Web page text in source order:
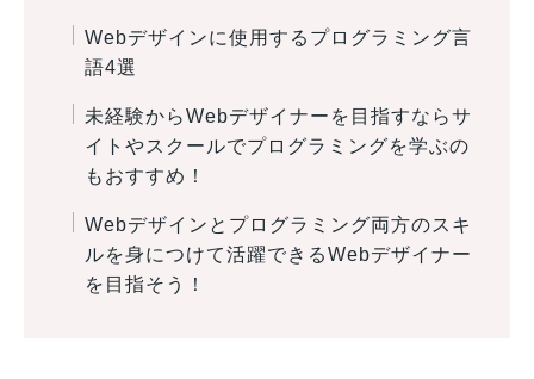
Webデザインに使用するプログラミング言
語4選
未経験からWebデザイナーを目指すならサ
イトやスクールでプログラミングを学ぶの
もおすすめ！
Webデザインとプログラミング両方のスキ
ルを身につけて活躍できるWebデザイナー
を目指そう！